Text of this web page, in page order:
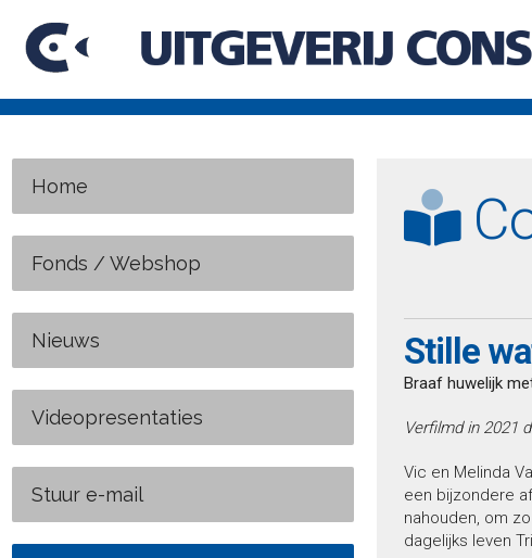
Home
Fonds / Webshop
Nieuws
Videopresentaties
Stuur e-mail
Stille
Braaf huwelijk
Verfilmd in 2021
Vic en Melinda
een bijzondere
nahouden, om
dagelijks leven